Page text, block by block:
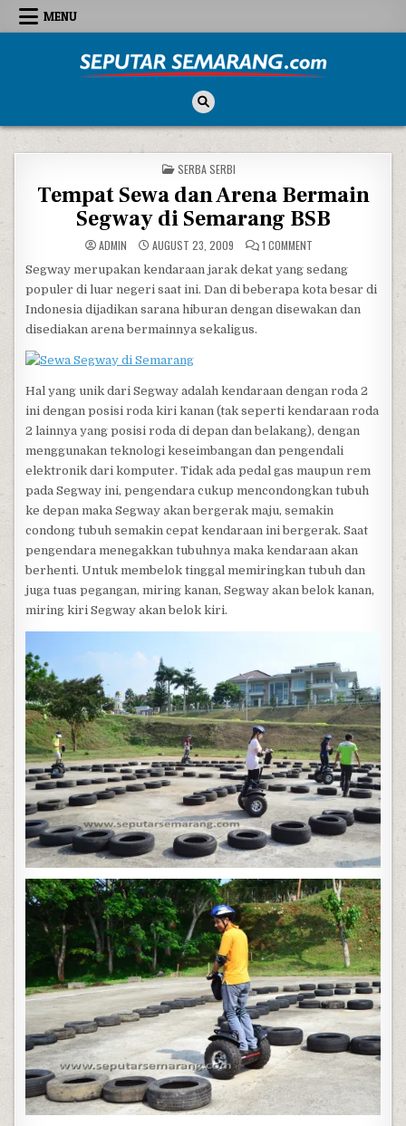
Skip to content
MENU
POSTED IN
SERBA SERBI
Tempat Sewa dan Arena Bermain
Segway di Semarang BSB
ADMIN AUGUST 23, 2009 1 COMMENTON TEMPAT SEWA
Segway merupakan kendaraan jarak dekat yang sedang
populer di luar negeri saat ini. Dan di beberapa kota besar di
Indonesia dijadikan sarana hiburan dengan disewakan dan
disediakan arena bermainnya sekaligus.
Hal yang unik dari Segway adalah kendaraan dengan roda 2
ini dengan posisi roda kiri kanan (tak seperti kendaraan roda
2 lainnya yang posisi roda di depan dan belakang), dengan
menggunakan teknologi keseimbangan dan pengendali
elektronik dari komputer. Tidak ada pedal gas maupun rem
pada Segway ini, pengendara cukup mencondongkan tubuh
ke depan maka Segway akan bergerak maju, semakin
condong tubuh semakin cepat kendaraan ini bergerak. Saat
pengendara menegakkan tubuhnya maka kendaraan akan
berhenti. Untuk membelok tinggal memiringkan tubuh dan
juga tuas pegangan, miring kanan, Segway akan belok kanan,
miring kiri Segway akan belok kiri.